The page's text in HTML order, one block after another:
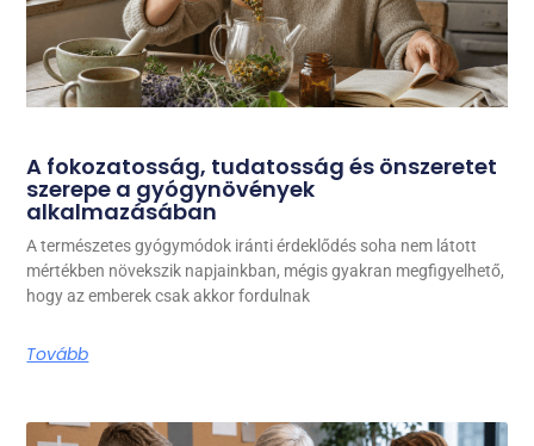
A fokozatosság, tudatosság és önszeretet
szerepe a gyógynövények
alkalmazásában
A természetes gyógymódok iránti érdeklődés soha nem látott
mértékben növekszik napjainkban, mégis gyakran megfigyelhető,
hogy az emberek csak akkor fordulnak
Tovább